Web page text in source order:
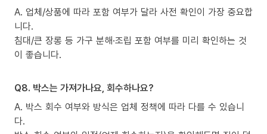
A. 업체/상품에 따라 포함 여부가 달라 사전 확인이 가장 중요합
니다.
침대/큰 장롱 등 가구 분해·조립 포함 여부를 미리 확인하는 것
이 좋습니다.
Q8. 박스는 가져가나요, 회수하나요?
A. 박스 회수 여부와 방식은 업체 정책에 따라 다를 수 있습니
다.